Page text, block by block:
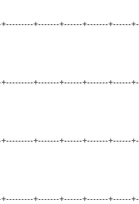
+-------+------+-------+------
+-------+------+-------+------
+-------+------+-------+------
+-------+------+-------+------